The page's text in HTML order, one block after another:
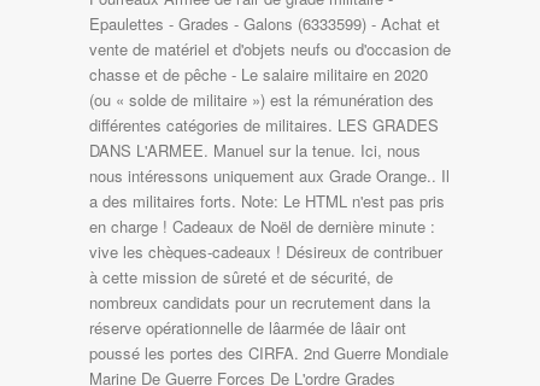
Epaulettes - Grades - Galons (6333599) - Achat et
vente de matériel et d'objets neufs ou d'occasion de
chasse et de pêche - Le salaire militaire en 2020
(ou « solde de militaire ») est la rémunération des
différentes catégories de militaires. LES GRADES
DANS L'ARMEE. Manuel sur la tenue. Ici, nous
nous intéressons uniquement aux Grade Orange.. Il
a des militaires forts. Note: Le HTML n'est pas pris
en charge ! Cadeaux de Noël de dernière minute :
vive les chèques-cadeaux ! Désireux de contribuer
à cette mission de sûreté et de sécurité, de
nombreux candidats pour un recrutement dans la
réserve opérationnelle de lâarmée de lâair ont
poussé les portes des CIRFA. 2nd Guerre Mondiale
Marine De Guerre Forces De L'ordre Grades